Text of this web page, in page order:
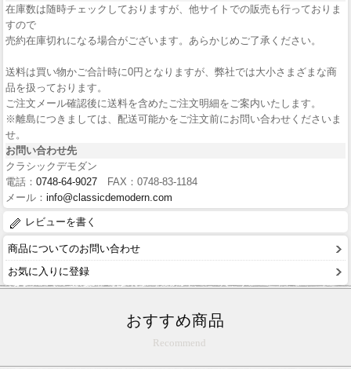
在庫数は随時チェックしておりますが、他サイトでの販売も行っておりま
すので
売約在庫切れになる場合がございます。あらかじめご了承ください。
送料は買い物かご合計時に0円となりますが、弊社では大小さまざまな商
品を扱っております。
ご注文メール確認後に送料を含めたご注文明細をご案内いたします。
※離島につきましては、配送可能かをご注文前にお問い合わせくださいま
せ。
お問い合わせ先
クラシックデモダン
電話： 0748-64-9027 FAX：0748-83-1184
メール： info@classicdemodern.com
レビューを書く
商品についてのお問い合わせ
お気に入りに登録
おすすめ商品
Recommend